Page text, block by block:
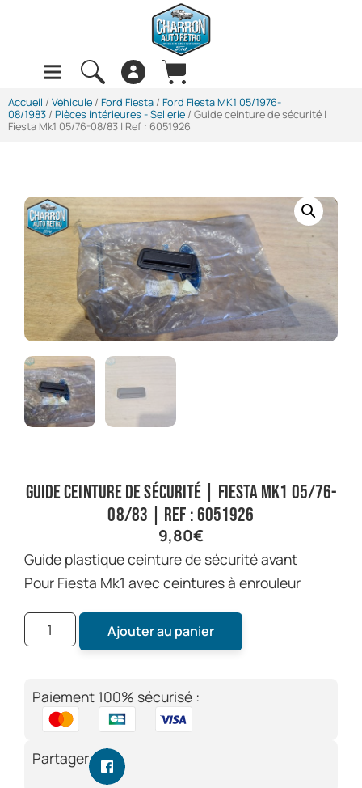
Accueil / Véhicule / Ford Fiesta / Ford Fiesta MK1 05/1976-
08/1983 / Pièces intérieures - Sellerie / Guide ceinture de sécurité |
Fiesta Mk1 05/76-08/83 | Ref : 6051926
Guide ceinture de sécurité | Fiesta Mk1 05/76-
08/83 | Ref : 6051926
9,80€
Guide plastique ceinture de sécurité avant
Pour Fiesta Mk1 avec ceintures à enrouleur
Ajouter au panier
Paiement 100% sécurisé :
Partager